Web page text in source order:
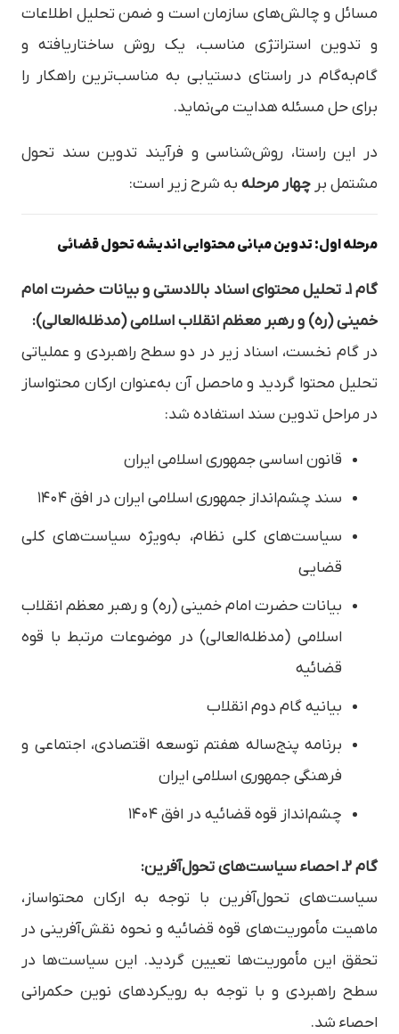
مسائل و چالش‌های سازمان است و ضمن تحلیل اطلاعات
و تدوین استراتژی مناسب، یک روش ساختاریافته و
گام‌به‌گام در راستای دستیابی به مناسب‌ترین راهکار را
برای حل مسئله هدایت می‌نماید.
در این راستا، روش‌شناسی و فرآیند تدوین سند تحول
مشتمل بر چهار مرحله به شرح زیر است:
مرحله اول: تدوین مبانی محتوایی اندیشه تحول قضائی
گام ۱ـ تحلیل محتوای اسناد بالادستی و بیانات حضرت امام
خمینی (ره) و رهبر معظم انقلاب اسلامی (مدظله‌العالی):
در گام نخست، اسناد زیر در دو سطح راهبردی و عملیاتی
تحلیل محتوا گردید و ماحصل آن به‌عنوان ارکان محتواساز
در مراحل تدوین سند استفاده شد:
قانون اساسی جمهوری اسلامی ایران
سند چشم‌انداز جمهوری اسلامی ایران در افق ۱۴۰۴
سیاست‌های کلی نظام، به‌ویژه سیاست‌های کلی
قضایی
بیانات حضرت امام خمینی (ره) و رهبر معظم انقلاب
اسلامی (مدظله‌العالی) در موضوعات مرتبط با قوه
قضائیه
بیانیه گام دوم انقلاب
برنامه پنج‌ساله هفتم توسعه اقتصادی، اجتماعی و
فرهنگی جمهوری اسلامی ایران
چشم‌انداز قوه قضائیه در افق ۱۴۰۴
گام ۲ـ احصاء سیاست‌های تحول‌آفرین:
سیاست‌های تحول‌آفرین با توجه به ارکان محتواساز،
ماهیت مأموریت‌های قوه قضائیه و نحوه نقش‌آفرینی در
تحقق این مأموریت‌ها تعیین گردید. این سیاست‌ها در
سطح راهبردی و با توجه به رویکردهای نوین حکمرانی
احصاء شد.